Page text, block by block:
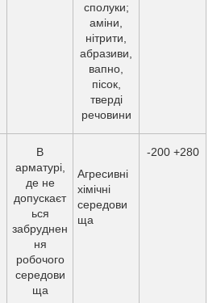
сполуки;
аміни,
нітрити,
абразиви,
вапно,
пісок,
тверді
речовини
В
арматурі,
де не
допускаєт
ься
забруднен
ня
робочого
середови
ща
Агресивні
хімічні
середови
ща
-200 +280